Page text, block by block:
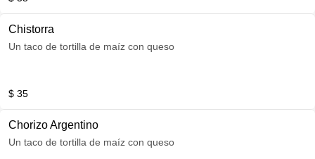
Chistorra
Un taco de tortilla de maíz con queso
$ 35
Chorizo Argentino
Un taco de tortilla de maíz con queso